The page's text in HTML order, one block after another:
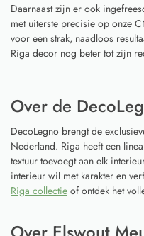
Daarnaast zijn er ook
met uiterste precisie op onze
voor een strak, naadloos
Riga decor nog beter tot zijn
Over de
DecoLegno brengt de
Nederland. Riga heeft een
textuur toevoegt aan elk
interieur wil met karakter en
Riga collectie of ontdek het